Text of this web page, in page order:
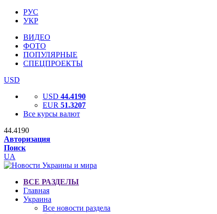
РУС
УКР
ВИДЕО
ФОТО
ПОПУЛЯРНЫЕ
СПЕЦПРОЕКТЫ
USD
USD 44.4190
EUR 51.3207
Все курсы валют
44.4190
Авторизация
Поиск
UA
ВСЕ РАЗДЕЛЫ
Главная
Украина
Все новости раздела